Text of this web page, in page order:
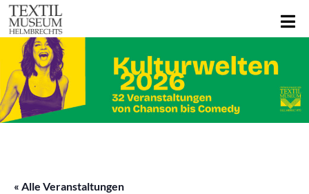
« Alle Veranstaltungen